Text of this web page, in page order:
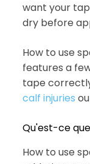
want your
dry before
How to use
features a
tape
calf injuries ou
Qu'est-ce
How to use